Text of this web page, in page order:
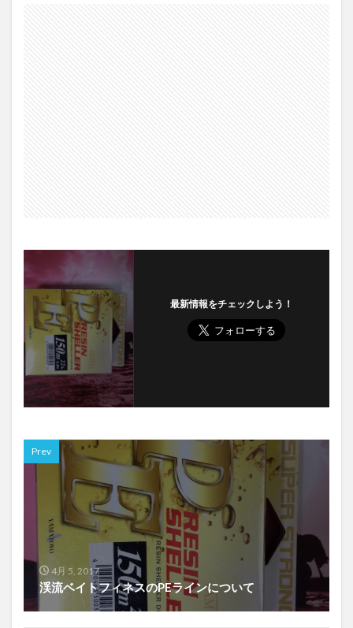
最新情報をチェックしよう！
Prev
4月 5, 2017
渓流ベイトフィネスのPEラインについて